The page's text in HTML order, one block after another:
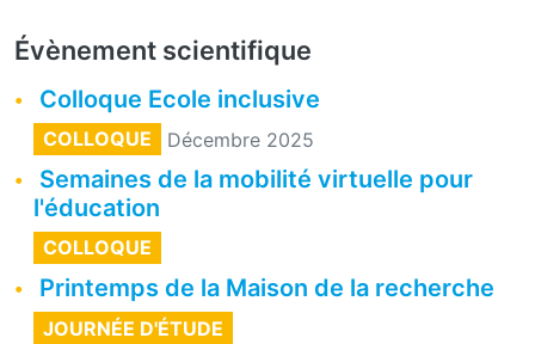
Évènement scientifique
Colloque Ecole inclusive
COLLOQUE Décembre 2025
Semaines de la mobilité virtuelle pour
l'éducation
COLLOQUE
Printemps de la Maison de la recherche
JOURNÉE D'ÉTUDE